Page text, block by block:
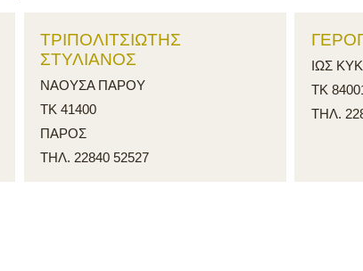
ΤΡΙΠΟΛΙΤΣΙΩΤΗΣ
ΣΤΥΛΙΑΝΟΣ
ΝΑΟΥΣΑ ΠΑΡΟΥ
ΤΚ 41400
ΠΑΡΟΣ
ΤΗΛ. 22840 52527
ΙΩΣ
ΤΚ
ΤΗΛ.